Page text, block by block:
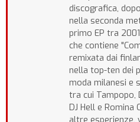
discografica,
nella seconda
primo EP tra
che contiene
remixata dai
nella top-ten dei
moda milanesi e
tra cui Tampopo,
DJ Hell e Romina